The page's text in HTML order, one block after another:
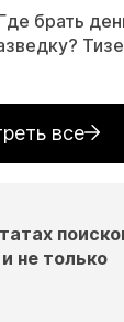
брать
все
не только